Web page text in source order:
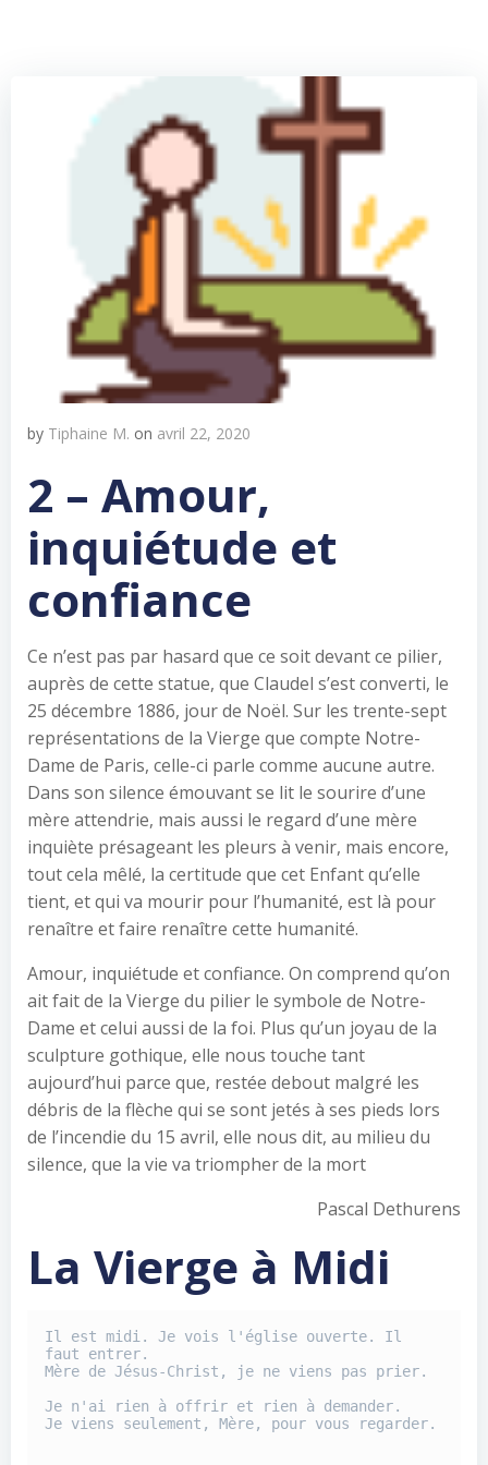
by Tiphaine M. on avril 22, 2020
2 – Amour,
inquiétude et
confiance
Ce n’est pas par hasard que ce soit devant ce pilier,
auprès de cette statue, que Claudel s’est converti, le
25 décembre 1886, jour de Noël. Sur les trente-sept
représentations de la Vierge que compte Notre-
Dame de Paris, celle-ci parle comme aucune autre.
Dans son silence émouvant se lit le sourire d’une
mère attendrie, mais aussi le regard d’une mère
inquiète présageant les pleurs à venir, mais encore,
tout cela mêlé, la certitude que cet Enfant qu’elle
tient, et qui va mourir pour l’humanité, est là pour
renaître et faire renaître cette humanité.
Amour, inquiétude et confiance. On comprend qu’on
ait fait de la Vierge du pilier le symbole de Notre-
Dame et celui aussi de la foi. Plus qu’un joyau de la
sculpture gothique, elle nous touche tant
aujourd’hui parce que, restée debout malgré les
débris de la flèche qui se sont jetés à ses pieds lors
de l’incendie du 15 avril, elle nous dit, au milieu du
silence, que la vie va triompher de la mort
Pascal Dethurens
La Vierge à Midi
Il est midi. Je vois l'église ouverte. Il
faut entrer.
Mère de Jésus-Christ, je ne viens pas prier.
Je n'ai rien à offrir et rien à demander.
Je viens seulement, Mère, pour vous regarder.